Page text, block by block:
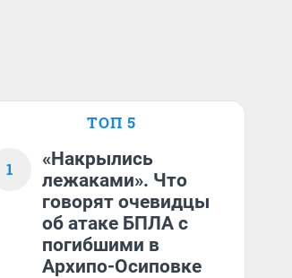
ТОП 5
1
«Накрылись
лежаками». Что
говорят очевидцы
об атаке БПЛА с
погибшими в
Архипо-Осиповке